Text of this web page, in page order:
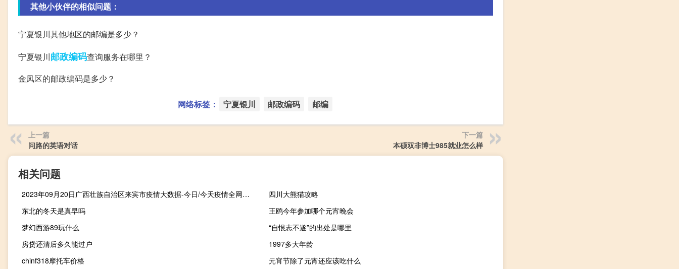
其他小伙伴的相似问题：
宁夏银川其他地区的邮编是多少？
宁夏银川邮政编码查询服务在哪里？
金凤区的邮政编码是多少？
网络标签： 宁夏银川 邮政编码 邮编
上一篇
问路的英语对话
下一篇
本硕双非博士985就业怎么样
相关问题
2023年09月20日广西壮族自治区来宾市疫情大数据-今日/今天疫情全网搜索最新实时消息动态情况通知播报
四川大熊猫攻略
东北的冬天是真早吗
王鸥今年参加哪个元宵晚会
梦幻西游89玩什么
“自恨志不遂”的出处是哪里
房贷还清后多久能过户
1997多大年龄
chinf318摩托车价格
元宵节除了元宵还应该吃什么